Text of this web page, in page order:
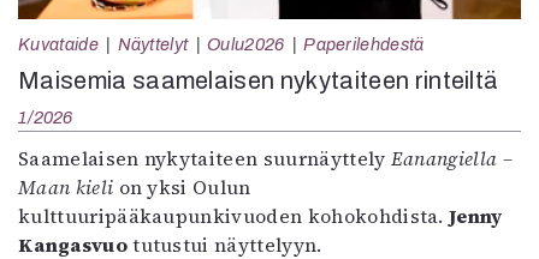
Kuvataide Näyttelyt Oulu2026 Paperilehdestä
Maisemia saamelaisen nykytaiteen rinteiltä
1/2026
Saamelaisen nykytaiteen suurnäyttely Eanangiella –
Maan kieli on yksi Oulun
kulttuuripääkaupunkivuoden kohokohdista.Jenny
Kangasvuotutustui näyttelyyn.